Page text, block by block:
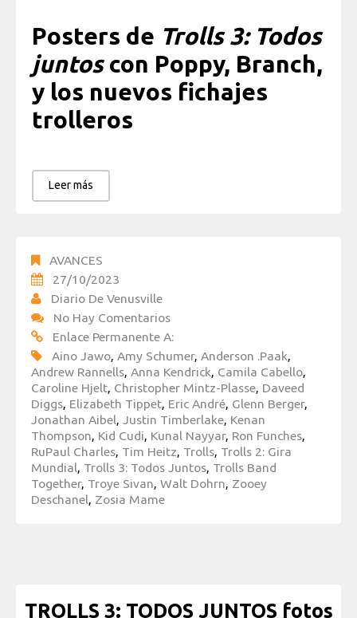
Posters de Trolls 3: Todos
juntoscon Poppy, Branch,
y los nuevos fichajes
trolleros
Leer más
AVANCES
27/10/2023
Diario De Venusville
No Hay Comentarios
Enlace Permanente A:
Aino Jawo, Amy Schumer, Anderson .Paak,
Andrew Rannells, Anna Kendrick, Camila Cabello,
Caroline Hjelt, Christopher Mintz-Plasse, Daveed
Diggs, Elizabeth Tippet, Eric André, Glenn Berger,
Jonathan Aibel, Justin Timberlake, Kenan
Thompson, Kid Cudi, Kunal Nayyar, Ron Funches,
RuPaul Charles, Tim Heitz, Trolls, Trolls 2: Gira
Mundial, Trolls 3: Todos Juntos, Trolls Band
Together, Troye Sivan, Walt Dohrn, Zooey
Deschanel, Zosia Mame
TROLLS 3: TODOS JUNTOS fotos